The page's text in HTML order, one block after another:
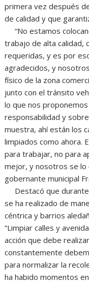
primera vez después
de calidad y que
“No estamos
trabajo de alta calidad,
requeridas, y es por
agradecidos, y
físico de la zona
junto con el tránsito
lo que nos
responsabilidad y
muestra, ahí están los
limpiados como ahora.
para trabajar, no para
mejor, y nosotros se lo
gobernante municipal
Destacó que durante
se ha realizado de
céntrica y barrios
“Limpiar calles y
acción que debe
constantemente
para normalizar la
ha habido momentos